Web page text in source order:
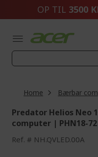
OP TIL 3500
Home Bærbar
Predator Helios Neo
computer | PHN18-
Ref. NH.QVLED.00A